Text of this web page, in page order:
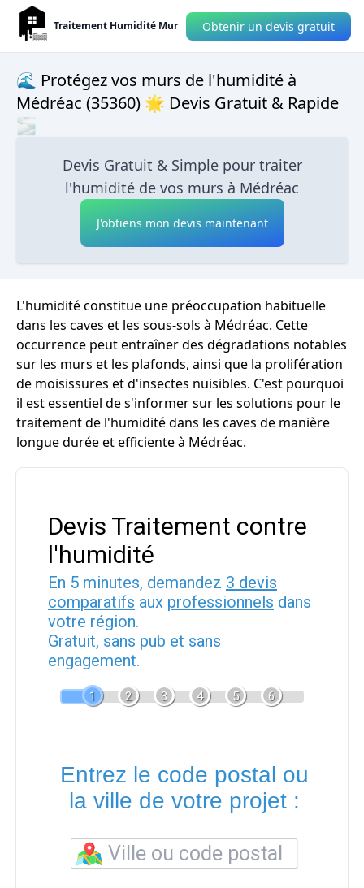
Traitement Humidité Mur Obtenir un devis gratuit
🌊 Protégez vos murs de l'humidité à
Médréac (35360) 🌟 Devis Gratuit & Rapide
🌫
Devis Gratuit & Simple pour traiter
l'humidité de vos murs à Médréac
J'obtiens mon devis maintenant
L'humidité constitue une préoccupation habituelle
dans les caves et les sous-sols à Médréac. Cette
occurrence peut entraîner des dégradations notables
sur les murs et les plafonds, ainsi que la prolifération
de moisissures et d'insectes nuisibles. C'est pourquoi
il est essentiel de s'informer sur les solutions pour le
traitement de l'humidité dans les caves de manière
longue durée et efficiente à Médréac.
Devis Traitement contre
l'humidité
En 5 minutes, demandez 3 devis
comparatifs aux professionnels dans
votre région.
Gratuit, sans pub et sans
engagement.
1 2 3 4 5 6
Entrez le code postal ou
la ville de votre projet :